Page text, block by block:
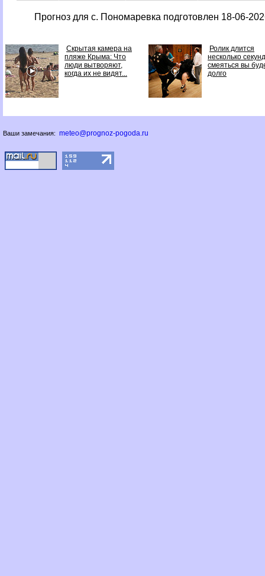
Прогноз для с. Пономаревка подготовлен 18-06-
Скрытая камера на
пляже Крыма: Что
люди вытворяют,
когда их не видят...
Ролик длится
несколько
смеяться вы
долго
Ваши замечания: meteo@prognoz-pogoda.ru